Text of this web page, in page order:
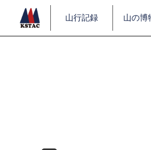
山行記録 山の博